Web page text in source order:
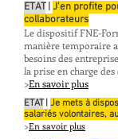
ETAT| J'en profite
collaborateurs
Le dispositif FNE-
manière temporaire
besoins des
la prise en charge
>En savoir plus
ETAT| Je mets à
salariés volontaires,
>En savoir plus